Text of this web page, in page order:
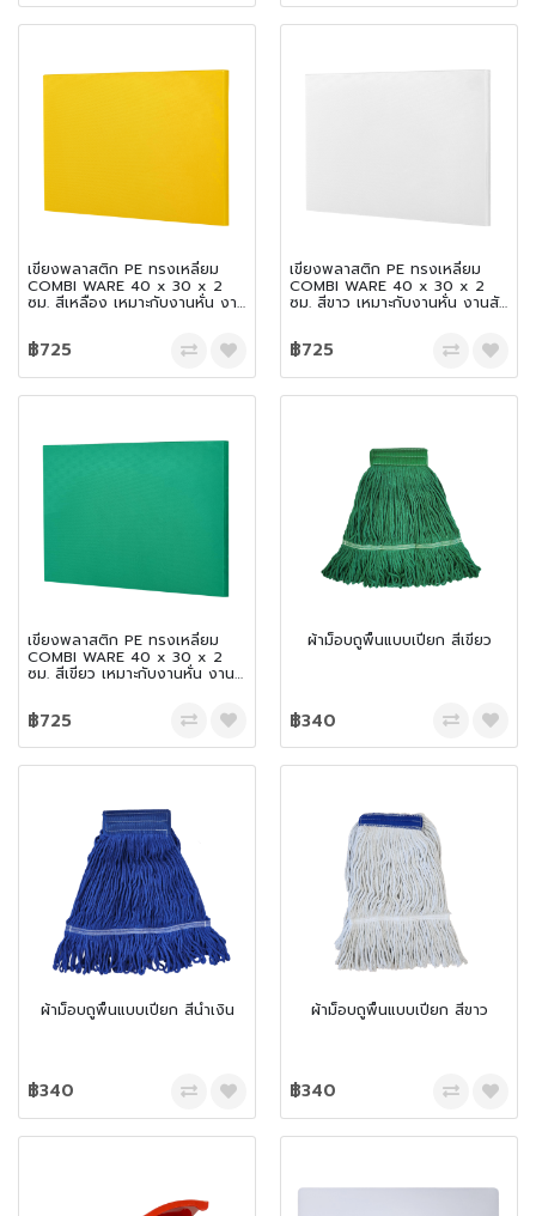
เขียงพลาสติก PE ทรงเหลี่ยม
COMBI WARE 40 x 30 x 2
ซม. สีเหลือง เหมาะกับงานหั่น งาน
฿725
เขียงพลาสติก PE ทรงเหลี่ยม
COMBI WARE 40 x 30 x 2
ซม. สีขาว เหมาะกับงานหั่น งานสับ
฿725
เขียงพลาสติก PE ทรงเหลี่ยม
COMBI WARE 40 x 30 x 2
ซม. สีเขียว เหมาะกับงานหั่น งาน
฿725
ผ้าม็อบถูพื้นแบบเปียก สีเขียว
฿340
ผ้าม็อบถูพื้นแบบเปียก สีน้ำเงิน
฿340
ผ้าม็อบถูพื้นแบบเปียก สีขาว
฿340